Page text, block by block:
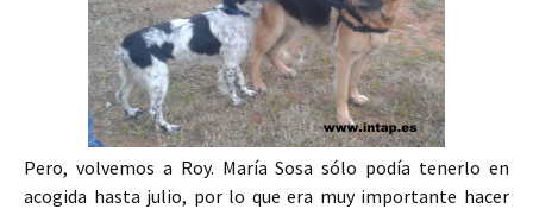
Pero, volvemos a Roy. María Sosa sólo podía tenerlo en
acogida hasta julio, por lo que era muy importante hacer